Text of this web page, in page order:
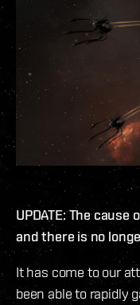
UPDATE: The
and there is no
It has come to our
been able to rapidly